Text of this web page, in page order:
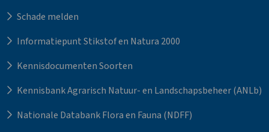
Schade melden
Informatiepunt Stikstof en Natura 2000
Kennisdocumenten Soorten
Kennisbank Agrarisch Natuur- en Landschapsbeheer (ANLb)
Nationale Databank Flora en Fauna (NDFF)